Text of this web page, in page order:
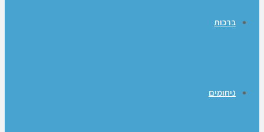
ברכות
ניחומים